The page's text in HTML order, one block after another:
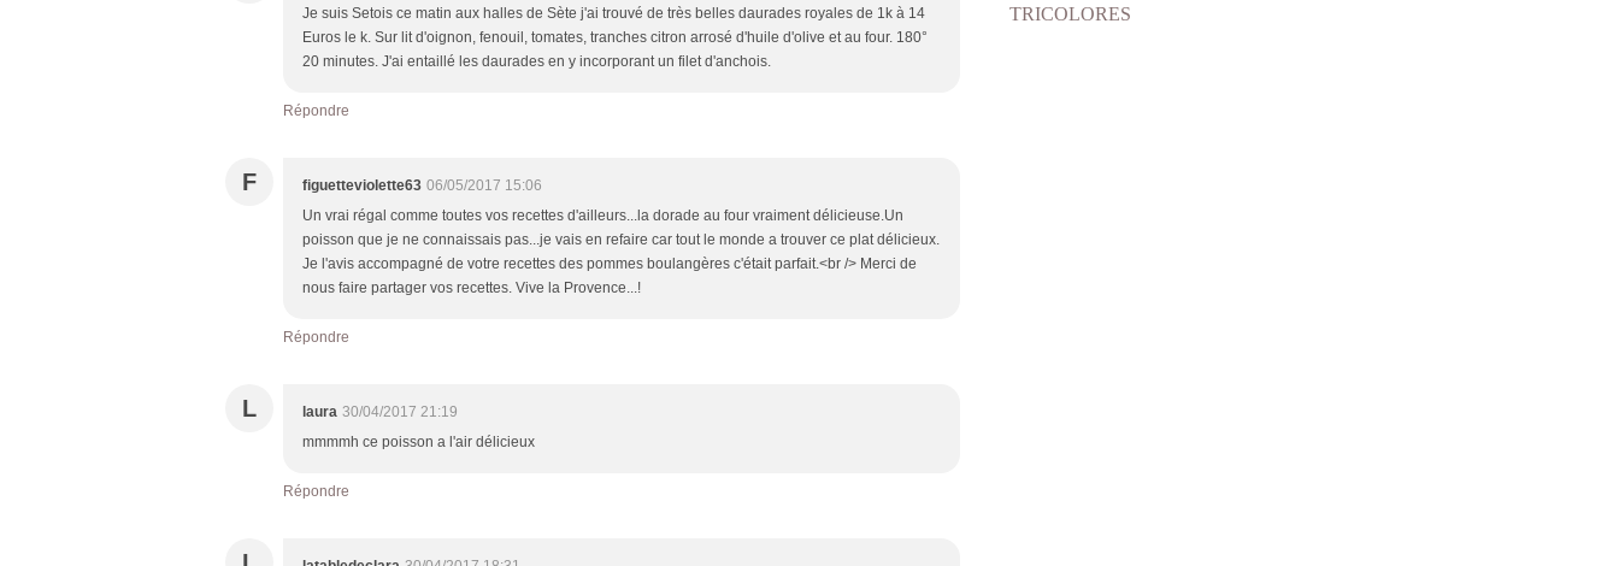
Je suis Setois ce matin aux halles de Sète j'ai trouvé de très belles daurades royales de 1k à 14
Euros le k. Sur lit d'oignon, fenouil, tomates, tranches citron arrosé d'huile d'olive et au four. 180°
20 minutes. J'ai entaillé les daurades en y incorporant un filet d'anchois.
Répondre
F figuetteviolette63 06/05/2017 15:06
Un vrai régal comme toutes vos recettes d'ailleurs...la dorade au four vraiment délicieuse.Un
poisson que je ne connaissais pas...je vais en refaire car tout le monde a trouver ce plat délicieux.
Je l'avis accompagné de votre recettes des pommes boulangères c'était parfait.<br /> Merci de
nous faire partager vos recettes. Vive la Provence...!
Répondre
L laura 30/04/2017 21:19
mmmmh ce poisson a l'air délicieux
Répondre